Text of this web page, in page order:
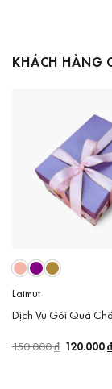
KHÁCH HÀNG
Laimut
Dịch Vụ Gói Quà
150.000₫ Giá
120.000₫